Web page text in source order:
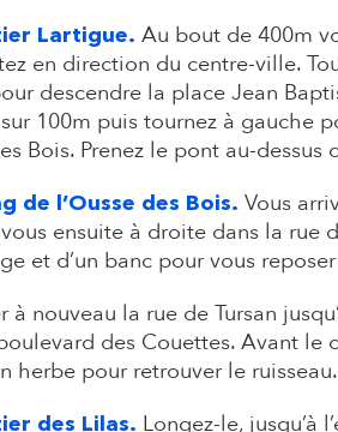
Lartigue. Au bout de 400m
en direction du centre-ville.
descendre la place Jean
100m puis tournez à gauche
Bois. Prenez le pont au-
de l’Ousse des Bois. Vous
ensuite à droite dans la rue
et d’un banc pour vous
à nouveau la rue de Tursan
des Couettes. Avant
herbe pour retrouver le ruisseau.​
des Lilas. Longez-le, jusqu’à